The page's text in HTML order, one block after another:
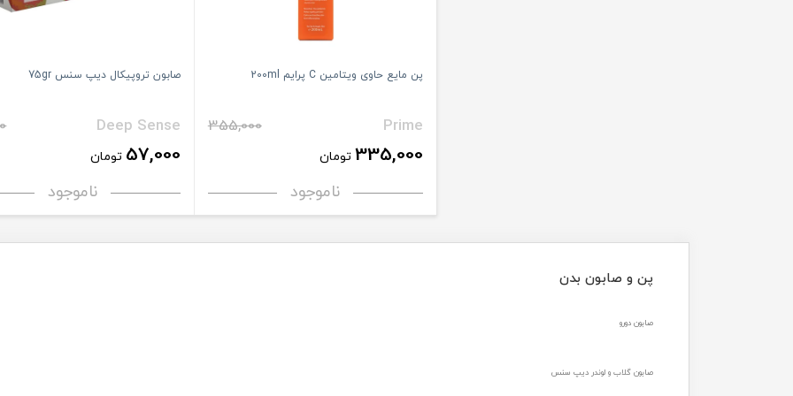
پن مایع حاوی ویتامین C پرایم 200ml
Prime
355,000
335,000 تومان
ناموجود
صابون تروپیکال دیپ سنس 75gr
Deep Sense
57,000 تومان
ناموجود
پن و صابون بدن
صابون دورو
صابون گلاب و لوندر دیپ سنس